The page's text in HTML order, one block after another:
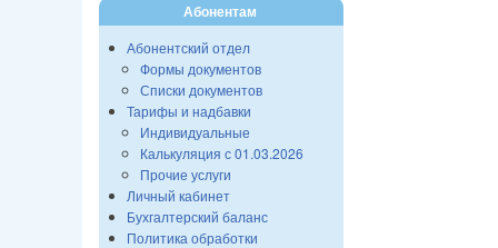
Абонентам
Абонентский отдел
Формы документов
Списки документов
Тарифы и надбавки
Индивидуальные
Калькуляция с 01.03.2026
Прочие услуги
Личный кабинет
Бухгалтерский баланс
Политика обработки